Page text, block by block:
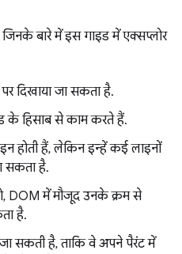
बारे में इस गाइड में एक्सप्लोर
दिखाया जा सकता है.
के हिसाब से काम करते हैं.
होती हैं, लेकिन इन्हें कई लाइनों
सकता है.
में मौजूद उनके क्रम से
है.
सकती है, ताकि वे अपने पैरंट में